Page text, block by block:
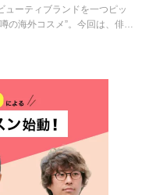
ューティブランドを一つピッ
の海外コスメ”。今回は、俳優